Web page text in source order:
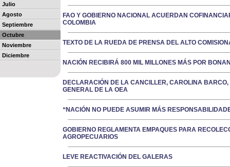
Julio
Agosto
Septiembre
Octubre
Noviembre
Diciembre
FAO Y GOBIERNO NACIONAL ACUERDAN
COLOMBIA
TEXTO DE LA RUEDA DE PRENSA DEL ALTO
NACIÓN RECIBIRÁ 800 MIL MILLONES MÁS POR
DECLARACIÓN DE LA CANCILLER, CAROLINA
GENERAL DE LA OEA
“NACIÓN NO PUEDE ASUMIR MÁS
GOBIERNO REGLAMENTA EMPAQUES PARA
AGROPECUARIOS
LEVE REACTIVACIÓN DEL GALERAS